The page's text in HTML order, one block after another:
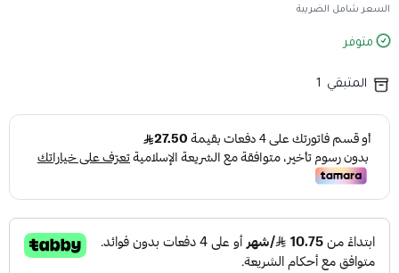
السعر شامل الضريبة
متوفر
المتبقي 1